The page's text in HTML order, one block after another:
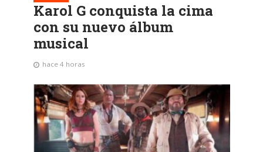
Karol G conquista la cima
con su nuevo álbum
musical
hace 4 horas